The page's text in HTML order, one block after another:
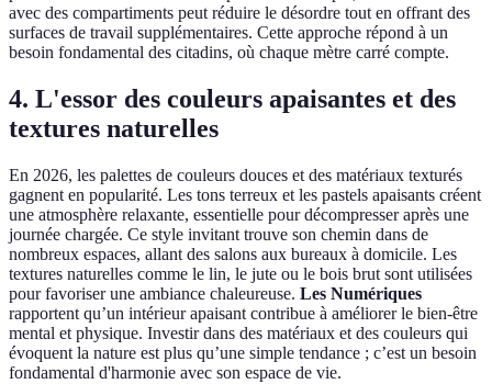
avec des compartiments peut réduire le désordre tout en offrant des
surfaces de travail supplémentaires. Cette approche répond à un
besoin fondamental des citadins, où chaque mètre carré compte.
4. L'essor des couleurs apaisantes et des
textures naturelles
En 2026, les palettes de couleurs douces et des matériaux texturés
gagnent en popularité. Les tons terreux et les pastels apaisants créent
une atmosphère relaxante, essentielle pour décompresser après une
journée chargée. Ce style invitant trouve son chemin dans de
nombreux espaces, allant des salons aux bureaux à domicile. Les
textures naturelles comme le lin, le jute ou le bois brut sont utilisées
pour favoriser une ambiance chaleureuse. Les Numériques
rapportent qu’un intérieur apaisant contribue à améliorer le bien-être
mental et physique. Investir dans des matériaux et des couleurs qui
évoquent la nature est plus qu’une simple tendance ; c’est un besoin
fondamental d'harmonie avec son espace de vie.